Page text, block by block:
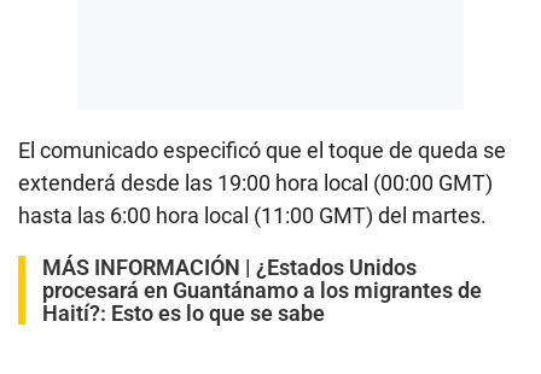
El comunicado especificó que el toque de queda se
extenderá desde las 19:00 hora local (00:00 GMT)
hasta las 6:00 hora local (11:00 GMT) del martes.
MÁS INFORMACIÓN | ¿Estados Unidos
procesará en Guantánamo a los migrantes de
Haití?: Esto es lo que se sabe